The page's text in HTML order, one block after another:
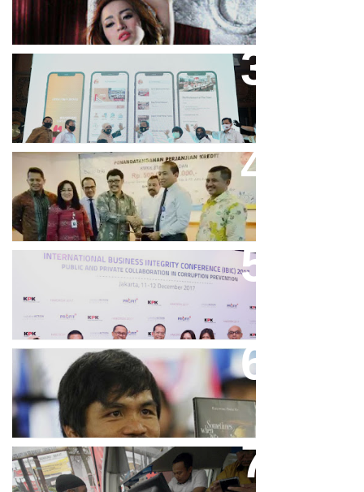
Bandung Great Sale 2020 Go
Online Resmi Dimulai
Bank Bjb Fasilitasi Kredit Modal
Kerja Konstruksi PT Adhi Karya
Keren, Bank BJB Kantongi
Puluhan Penghargaan Sepanjang
2017
Dicibir Di Medsos, Manny
Pacquiao Tegaskan Pendirian
Tolak LGBT
Bjb T Samsat Manjakan Nasabah
Dalam Bayar Pajak Kendaraan